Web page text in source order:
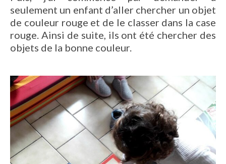
seulement un enfant d’aller chercher un objet
de couleur rouge et de le classer dans la case
rouge. Ainsi de suite, ils ont été chercher des
objets de la bonne couleur.